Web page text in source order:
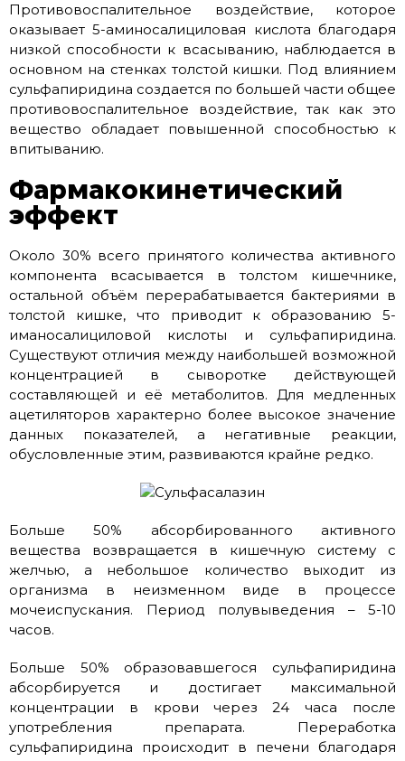
Противовоспалительное воздействие, которое
оказывает 5-аминосалициловая кислота благодаря
низкой способности к всасыванию, наблюдается в
основном на стенках толстой кишки. Под влиянием
сульфапиридина создается по большей части общее
противовоспалительное воздействие, так как это
вещество обладает повышенной способностью к
впитыванию.
Фармакокинетический
эффект
Около 30% всего принятого количества активного
компонента всасывается в толстом кишечнике,
остальной объём перерабатывается бактериями в
толстой кишке, что приводит к образованию 5-
иманосалициловой кислоты и сульфапиридина.
Существуют отличия между наибольшей возможной
концентрацией в сыворотке действующей
составляющей и её метаболитов. Для медленных
ацетиляторов характерно более высокое значение
данных показателей, а негативные реакции,
обусловленные этим, развиваются крайне редко.
Больше 50% абсорбированного активного
вещества возвращается в кишечную систему с
желчью, а небольшое количество выходит из
организма в неизменном виде в процессе
мочеиспускания. Период полувыведения – 5-10
часов.
Больше 50% образовавшегося сульфапиридина
абсорбируется и достигает максимальной
концентрации в крови через 24 часа после
употребления препарата. Переработка
сульфапиридина происходит в печени благодаря